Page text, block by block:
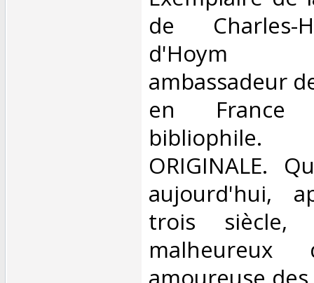
de Charles-
d'Hoym
ambassadeur
en France
ORIGINALE.
aujourd'hui,
trois siècle,
malheureux
amoureuse des